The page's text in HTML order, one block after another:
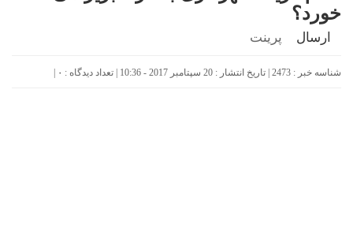
خورد؟
ارسال پرینت
شناسه خبر : 2473 | تاریخ انتشار : 20 سپتامبر 2017 - 10:36 | تعداد دیدگاه : ۰